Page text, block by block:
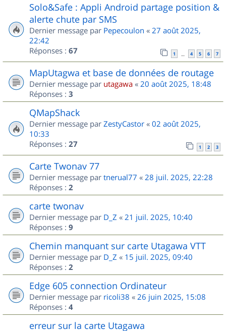
Solo&Safe : Appli Android partage position &
alerte chute par SMS
Dernier message par Pepecoulon « 27 août 2025,
22:42
Réponses : 67 1 … 4 5 6 7
MapUtagwa et base de données de routage
Dernier message par utagawa « 20 août 2025, 18:48
Réponses : 3
QMapShack
Dernier message par ZestyCastor « 02 août 2025,
10:33
Réponses : 27 1 2 3
Carte Twonav 77
Dernier message par tnerual77 « 28 juil. 2025, 22:28
Réponses : 2
carte twonav
Dernier message par D_Z « 21 juil. 2025, 10:40
Réponses : 9
Chemin manquant sur carte Utagawa VTT
Dernier message par D_Z « 15 juil. 2025, 09:40
Réponses : 2
Edge 605 connection Ordinateur
Dernier message par ricoli38 « 26 juin 2025, 15:08
Réponses : 4
erreur sur la carte Utagawa